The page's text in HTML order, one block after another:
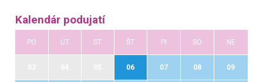
Kalendár podujatí
PO UT ST ŠT PI SO NE
06 07 08 09